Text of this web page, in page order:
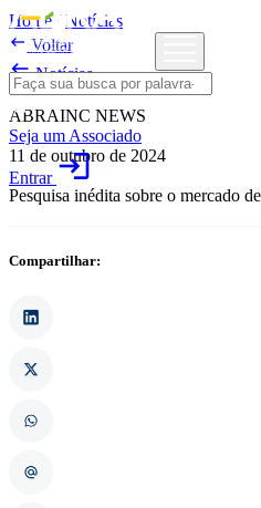
Seja um Associado
Entrarlogin
Home/Notícias
 Voltar
Notícias
ABRAINC NEWS
11 de outubro de 2024
Pesquisa inédita sobre o mercado
Compartilhar: